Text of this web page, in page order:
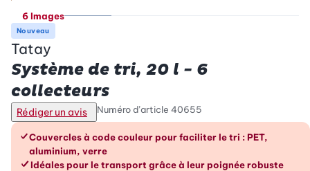
6 Images
Nouveau
Tatay
Système de tri, 20 l - 6
collecteurs
Rédiger un avis Numéro d’article 40655
Les avantages en un coup d’œil
Couvercles à code couleur pour faciliter le tri : PET,
aluminium, verre
Idéales pour le transport grâce à leur poignée robuste